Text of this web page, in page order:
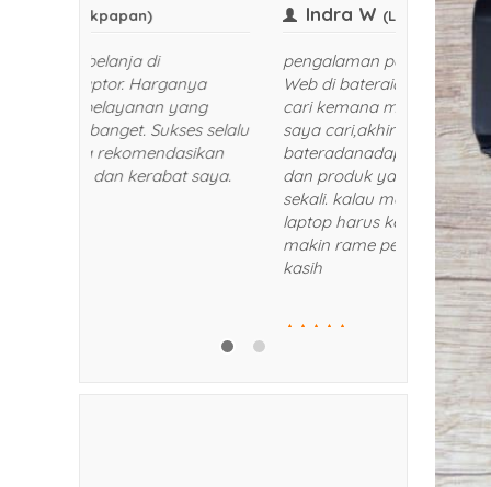
Frank
Senang sekali belanja di
bateraidanadaptor. Harganya
bersaing dan pelayanan yang
diberikan TOP banget. Sukses selalu
dan akan saya rekomendasikan
kepada teman dan kerabat saya.
Indra
Web di
cari
saya
dan
sekali.
laptop
makin
kasih
RATING5/5